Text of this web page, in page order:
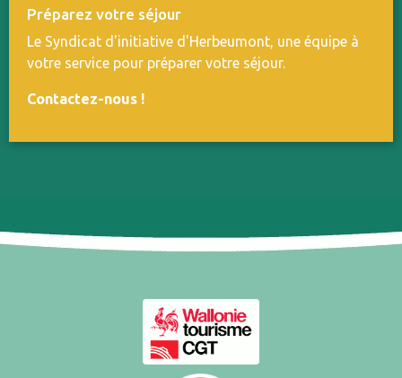
Préparez votre séjour
Le Syndicat d'initiative d'Herbeumont, une équipe à
votre service pour préparer votre séjour.
Contactez-nous !